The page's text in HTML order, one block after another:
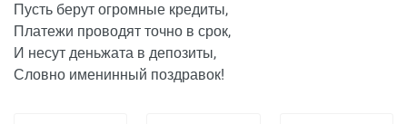
Пусть берут огромные кредиты,
Платежи проводят точно в срок,
И несут деньжата в депозиты,
Словно именинный поздравок!